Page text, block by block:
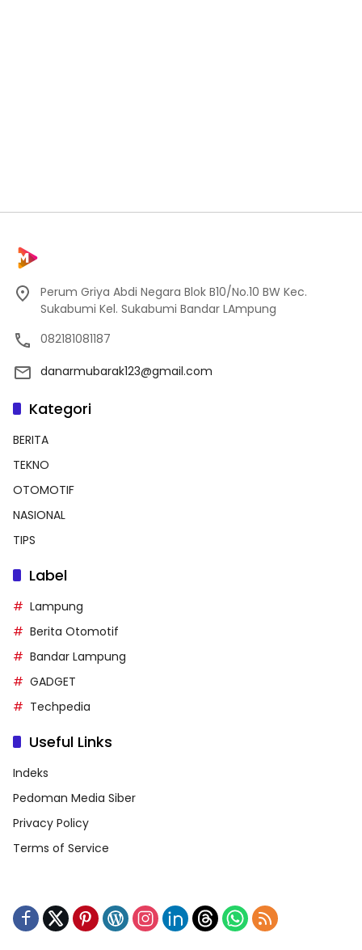
Perum Griya Abdi Negara Blok B10/No.10 BW Kec.
Sukabumi Kel. Sukabumi Bandar LAmpung
082181081187
danarmubarak123@gmail.com
Kategori
BERITA
TEKNO
OTOMOTIF
NASIONAL
TIPS
Label
Lampung
Berita Otomotif
Bandar Lampung
GADGET
Techpedia
Useful Links
Indeks
Pedoman Media Siber
Privacy Policy
Terms of Service